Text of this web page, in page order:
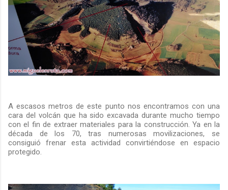
A escasos metros de este punto nos encontramos con una
cara del volcán que ha sido excavada durante mucho tiempo
con el fin de extraer materiales para la construcción. Ya en la
década de los 70, tras numerosas movilizaciones, se
consiguió frenar esta actividad convirtiéndose en espacio
protegido.